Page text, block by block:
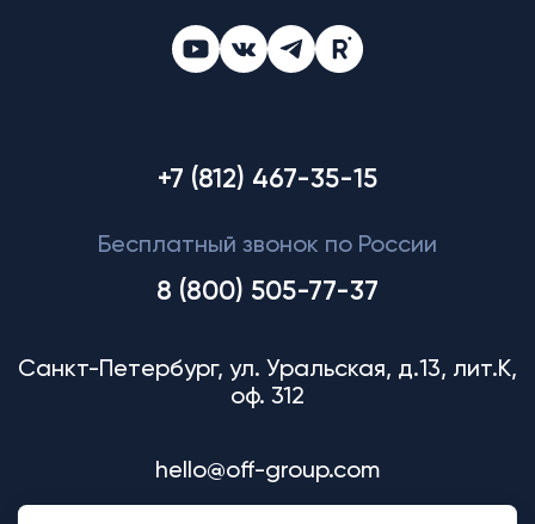
+7 (812) 467-35-15
Бесплатный звонок по России
8 (800) 505-77-37
Санкт-Петербург, ул. Уральская, д.13, лит.К,
оф. 312
hello@off-group.com